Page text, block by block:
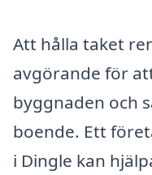
Att hålla taket
avgörande för
byggnaden och
boende. Ett
i Dingle kan